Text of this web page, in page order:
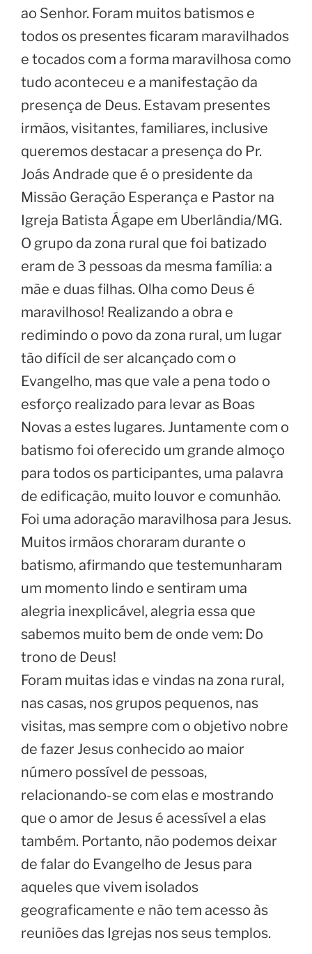
ao Senhor. Foram muitos batismos e
todos os presentes ficaram maravilhados
e tocados com a forma maravilhosa como
tudo aconteceu e a manifestação da
presença de Deus. Estavam presentes
irmãos, visitantes, familiares, inclusive
queremos destacar a presença do Pr.
Joás Andrade que é o presidente da
Missão Geração Esperança e Pastor na
Igreja Batista Ágape em Uberlândia/MG.
O grupo da zona rural que foi batizado
eram de 3 pessoas da mesma família: a
mãe e duas filhas. Olha como Deus é
maravilhoso! Realizando a obra e
redimindo o povo da zona rural, um lugar
tão difícil de ser alcançado com o
Evangelho, mas que vale a pena todo o
esforço realizado para levar as Boas
Novas a estes lugares. Juntamente com o
batismo foi oferecido um grande almoço
para todos os participantes, uma palavra
de edificação, muito louvor e comunhão.
Foi uma adoração maravilhosa para Jesus.
Muitos irmãos choraram durante o
batismo, afirmando que testemunharam
um momento lindo e sentiram uma
alegria inexplicável, alegria essa que
sabemos muito bem de onde vem: Do
trono de Deus!
Foram muitas idas e vindas na zona rural,
nas casas, nos grupos pequenos, nas
visitas, mas sempre com o objetivo nobre
de fazer Jesus conhecido ao maior
número possível de pessoas,
relacionando-se com elas e mostrando
que o amor de Jesus é acessível a elas
também. Portanto, não podemos deixar
de falar do Evangelho de Jesus para
aqueles que vivem isolados
geograficamente e não tem acesso às
reuniões das Igrejas nos seus templos.